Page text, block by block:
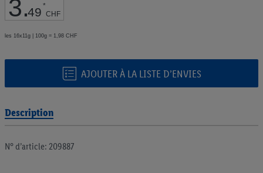
3.49 *
CHF
les 16x11g | 100g = 1,98 CHF
AJOUTER À LA LISTE D’ENVIES
Description
N° d’article: 209887